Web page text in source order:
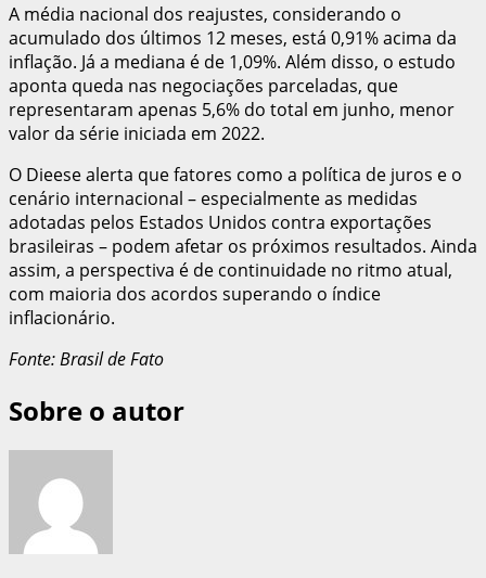
A média nacional dos reajustes, considerando o
acumulado dos últimos 12 meses, está 0,91% acima da
inflação. Já a mediana é de 1,09%. Além disso, o estudo
aponta queda nas negociações parceladas, que
representaram apenas 5,6% do total em junho, menor
valor da série iniciada em 2022.
O Dieese alerta que fatores como a política de juros e o
cenário internacional – especialmente as medidas
adotadas pelos Estados Unidos contra exportações
brasileiras – podem afetar os próximos resultados. Ainda
assim, a perspectiva é de continuidade no ritmo atual,
com maioria dos acordos superando o índice
inflacionário.
Fonte: Brasil de Fato
Sobre o autor